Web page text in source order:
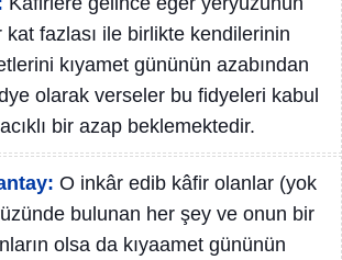
kat fazlası ile birlikte kendilerinin
kıyamet gününün azabından
olarak verseler bu fidyeleri kabul
bir azap beklemektedir.
O inkâr edib kâfir olanlar (yok
bulunan her şey ve onun bir
olsa da kıyaamet gününün